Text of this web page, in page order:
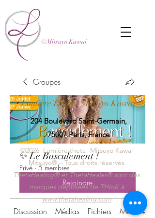
©Mitsuyo Kawai
Groupes
✨ Le Basculement !
Privé · 5 membres
Rejoindre
Discussion Médias Fichiers Membres
Lumière Theta -Mitsuyo Kawai
204 Boulevard Saint-Germain,
75007 Paris, France
©2026 Lumière theta -Mitsuyo Kawai
Mitsuyo® – Tous droits réservés
ThetaHealing® et ThetaHealer® sont des
marques déposées de THInK à
www.thetahealing.com